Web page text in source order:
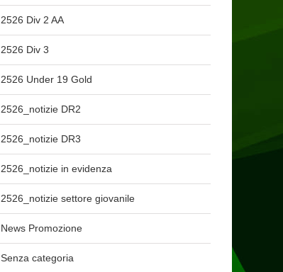
2526 Div 2 AA
2526 Div 3
2526 Under 19 Gold
2526_notizie DR2
2526_notizie DR3
2526_notizie in evidenza
2526_notizie settore giovanile
News Promozione
Senza categoria